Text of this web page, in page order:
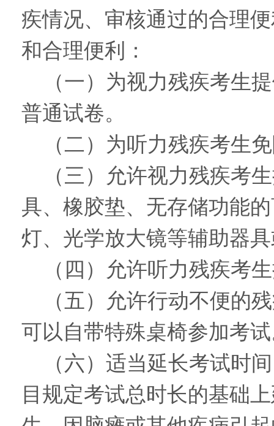
疾情况、审核通过的合理
和合理便利：
（一）为视力残疾考生
普通试卷。
（二）为听力残疾考生
（三）允许视力残疾考
具、橡胶垫、无存储功能
灯、光学放大镜等辅助器
（四）允许听力残疾考
（五）允许行动不便的
可以自带特殊桌椅参加考
（六）适当延长考试时
目规定考试总时长的基础